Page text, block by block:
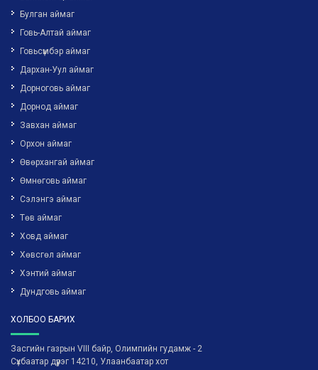
Булган аймаг
Говь-Алтай аймаг
Говьсүмбэр аймаг
Дархан-Уул аймаг
Дорноговь аймаг
Дорнод аймаг
Завхан аймаг
Орхон аймаг
Өвөрхангай аймаг
Өмнөговь аймаг
Сэлэнгэ аймаг
Төв аймаг
Ховд аймаг
Хөвсгөл аймаг
Хэнтий аймаг
Дундговь аймаг
ХОЛБОО БАРИХ
Засгийн газрын VIII байр, Олимпийн гудамж - 2
Сүхбаатар дүүрэг 14210, Улаанбаатар хот